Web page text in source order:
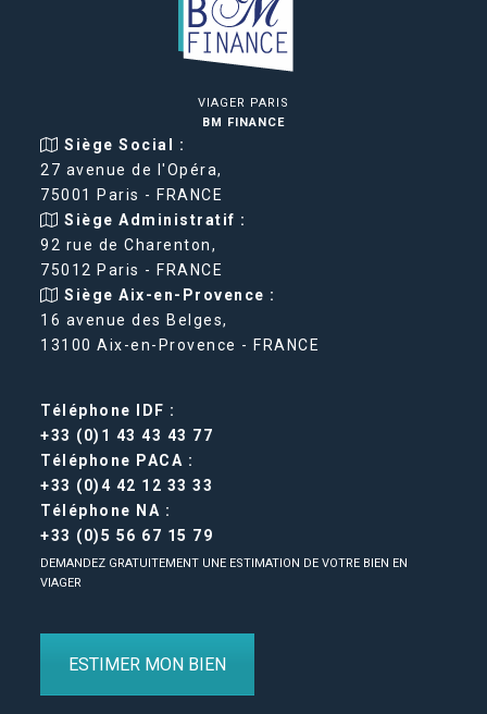
VIAGER PARIS
BM FINANCE
Siège Social :
27 avenue de l'Opéra,
75001 Paris - FRANCE
Siège Administratif :
92 rue de Charenton,
75012 Paris - FRANCE
Siège Aix-en-Provence :
16 avenue des Belges,
13100 Aix-en-Provence - FRANCE
Téléphone IDF :
+33 (0)1 43 43 43 77
Téléphone PACA :
+33 (0)4 42 12 33 33
Téléphone NA :
+33 (0)5 56 67 15 79
DEMANDEZ GRATUITEMENT UNE ESTIMATION DE VOTRE BIEN EN
VIAGER
ESTIMER MON BIEN